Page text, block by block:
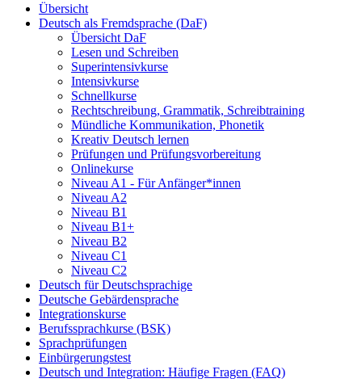
Übersicht
Deutsch als Fremdsprache (DaF)
Übersicht DaF
Lesen und Schreiben
Superintensivkurse
Intensivkurse
Schnellkurse
Rechtschreibung, Grammatik, Schreibtraining
Mündliche Kommunikation, Phonetik
Kreativ Deutsch lernen
Prüfungen und Prüfungsvorbereitung
Onlinekurse
Niveau A1 - Für Anfänger*innen
Niveau A2
Niveau B1
Niveau B1+
Niveau B2
Niveau C1
Niveau C2
Deutsch für Deutschsprachige
Deutsche Gebärdensprache
Integrationskurse
Berufssprachkurse (BSK)
Sprachprüfungen
Einbürgerungstest
Deutsch und Integration: Häufige Fragen (FAQ)